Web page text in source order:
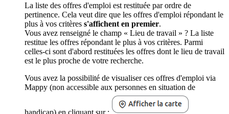
La liste des offres d'emploi est restituée par ordre de
pertinence. Cela veut dire que les offres d'emploi répondant le
plus à vos critères s'affichent en premier.
Vous avez renseigné le champ « Lieu de travail » ? La liste
restitue les offres répondant le plus à vos critères. Parmi
celles-ci sont d'abord restituées les offres dont le lieu de travail
est le plus proche de votre recherche.
Vous avez la possibilité de visualiser ces offres d'emploi via
Mappy (non accessible aux personnes en situation de
handicap) en cliquant sur :